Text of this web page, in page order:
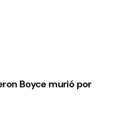
Boyce murió por